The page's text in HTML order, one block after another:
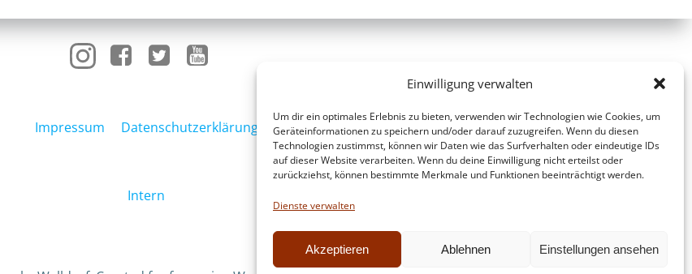
Einwilligung verwalten
Um dir ein optimales Erlebnis zu bieten, verwenden wir Technologien wie Cookies, um
Geräteinformationen zu speichern und/oder darauf zuzugreifen. Wenn du diesen
Technologien zustimmst, können wir Daten wie das Surfverhalten oder eindeutige IDs
auf dieser Website verarbeiten. Wenn du deine Einwilligung nicht erteilst oder
zurückziehst, können bestimmte Merkmale und Funktionen beeinträchtigt werden.
Dienste verwalten
Akzeptieren Ablehnen Einstellungen ansehen
Impressum Datenschutzerklärung
Intern